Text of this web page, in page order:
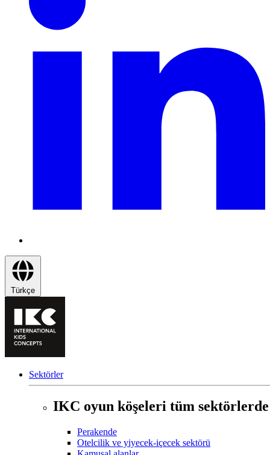
Türkçe
Sektörler
IKC oyun köşeleri tüm
Perakende
Otelcilik ve yiyecek-içecek sektörü